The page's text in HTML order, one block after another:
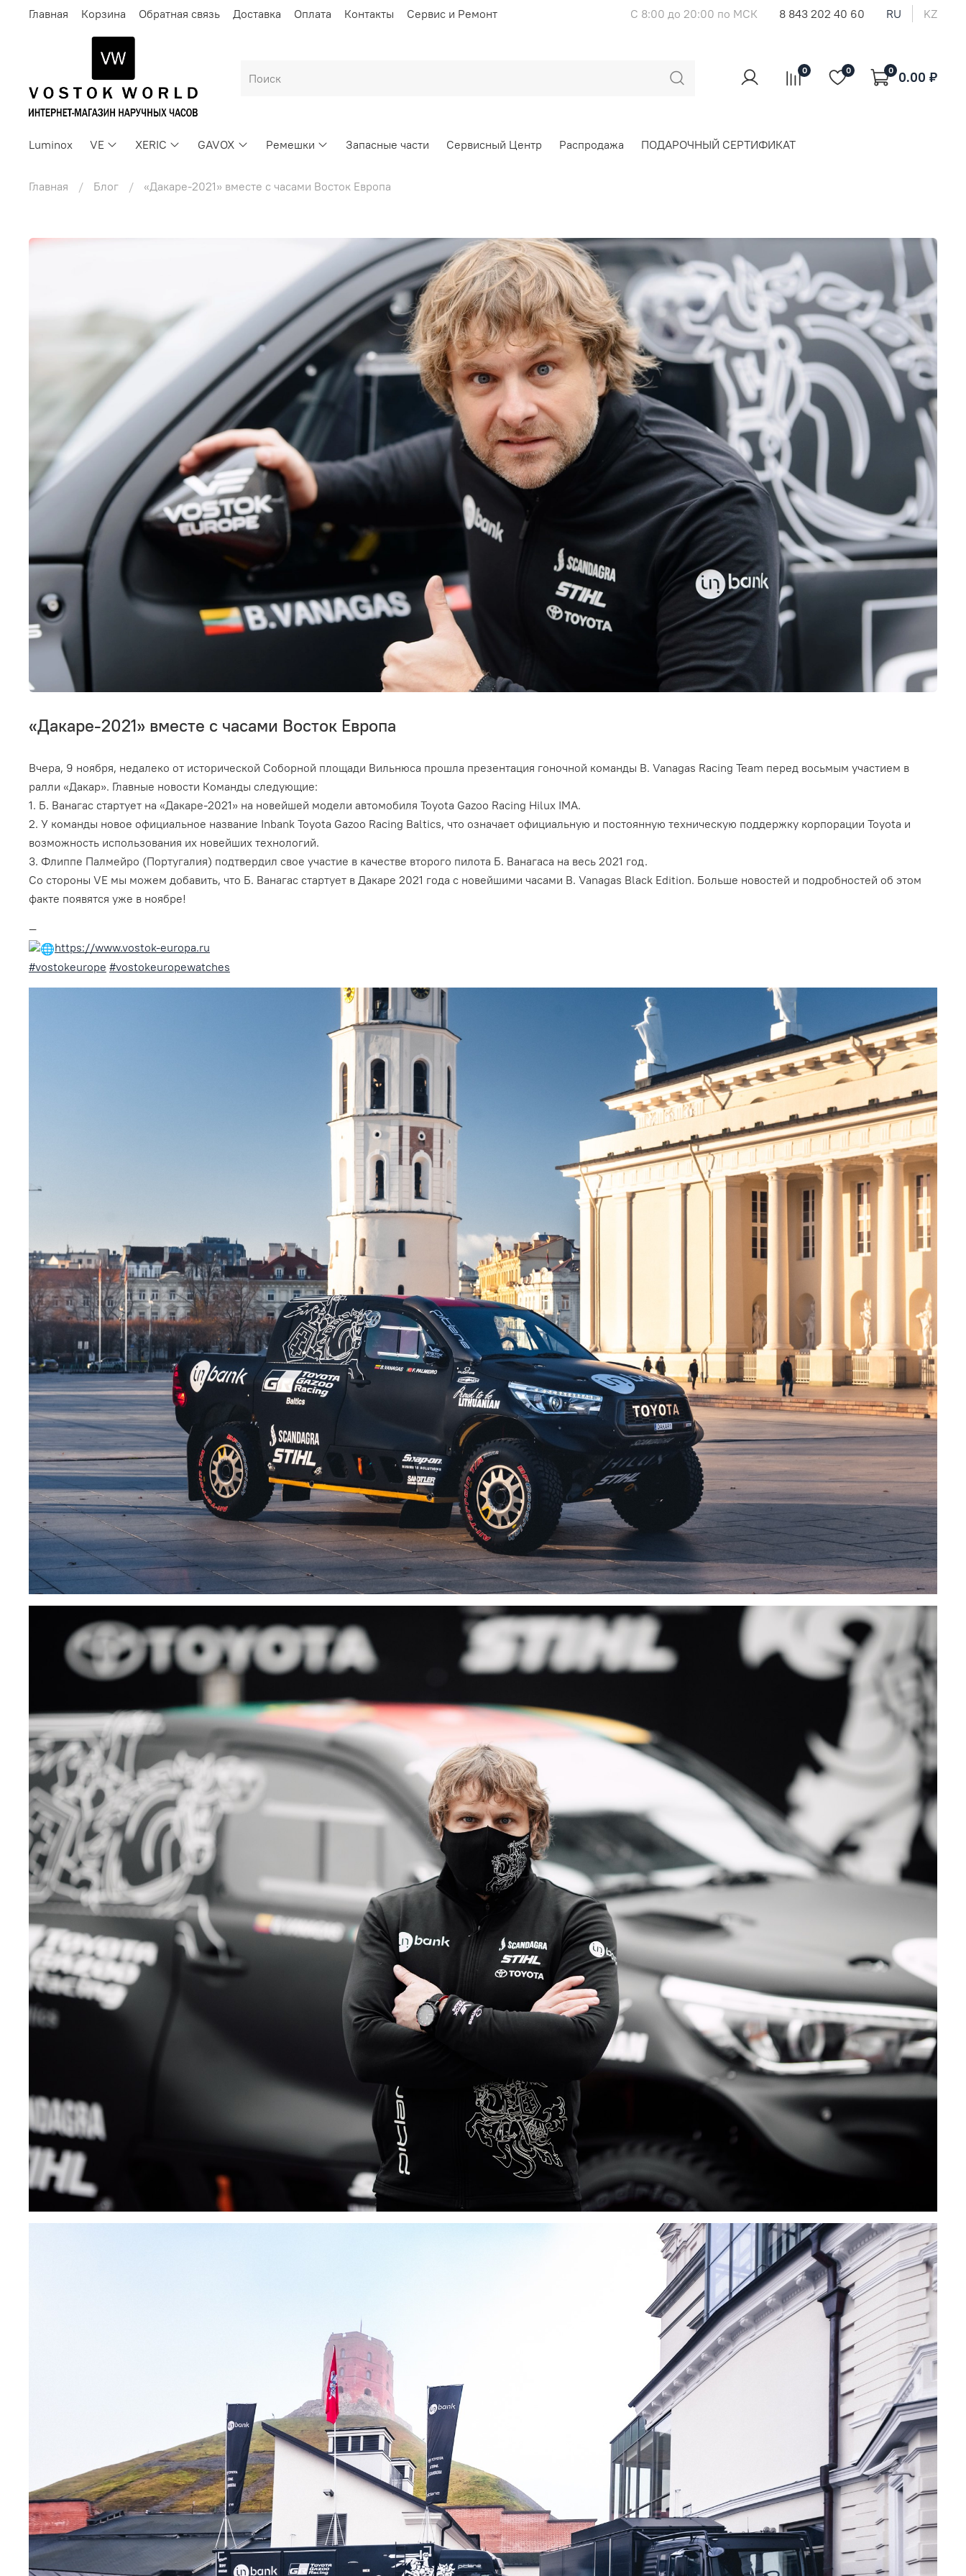
Главная Корзина Обратная связь Доставка Оплата Контакты Сервис и Ремонт С 8:00 до 20:00 по МСК 8 843 202 40 60 RU KZ
0 0 0 0.00 ₽
Luminox VE XERIC GAVOX Ремешки Запасные части Сервисный Центр Распродажа ПОДАРОЧНЫЙ СЕРТИФИКАТ
Главная Блог «Дакаре-2021» вместе с часами Восток Европа
«Дакаре-2021» вместе с часами Восток Европа
Вчера, 9 ноября, недалеко от исторической Соборной площади Вильнюса прошла презентация гоночной команды B. Vanagas Racing Team перед восьмым участием в
ралли «Дакар». Главные новости Команды следующие:
1. Б. Ванагас стартует на «Дакаре-2021» на новейшей модели автомобиля Toyota Gazoo Racing Hilux IMA.
2. У команды новое официальное название Inbank Toyota Gazoo Racing Baltics, что означает официальную и постоянную техническую поддержку корпорации Toyota и
возможность использования их новейших технологий.
3. Флиппе Палмейро (Португалия) подтвердил свое участие в качестве второго пилота Б. Ванагаса на весь 2021 год.
Со стороны VE мы можем добавить, что Б. Ванагас стартует в Дакаре 2021 года с новейшими часами B. Vanagas Black Edition. Больше новостей и подробностей об этом
факте появятся уже в ноябре!
—
https://www.vostok-europa.ru
#vostokeurope #vostokeuropewatches